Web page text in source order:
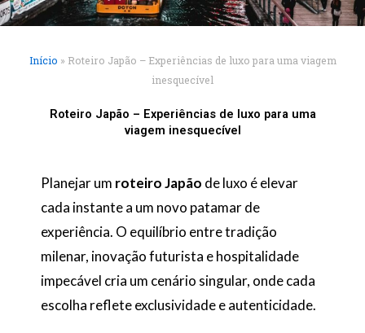
Início » Roteiro Japão – Experiências de luxo para uma viagem
inesquecível
Roteiro Japão – Experiências de luxo para uma
viagem inesquecível
Planejar um roteiro Japão de luxo é elevar
cada instante a um novo patamar de
experiência. O equilíbrio entre tradição
milenar, inovação futurista e hospitalidade
impecável cria um cenário singular, onde cada
escolha reflete exclusividade e autenticidade.